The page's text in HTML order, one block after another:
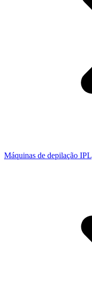
Máquinas de depilação IPL